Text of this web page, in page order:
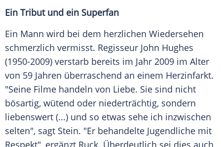
Ein Tribut und ein Superfan
Ein Mann wird bei dem herzlichen Wiedersehen
schmerzlich vermisst. Regisseur John Hughes
(1950-2009) verstarb bereits im Jahr 2009 im Alter
von 59 Jahren überraschend an einem Herzinfarkt.
"Seine Filme handeln von Liebe. Sie sind nicht
bösartig, wütend oder niederträchtig, sondern
liebenswert (...) und so etwas sehe ich inzwischen
selten", sagt Stein. "Er behandelte Jugendliche mit